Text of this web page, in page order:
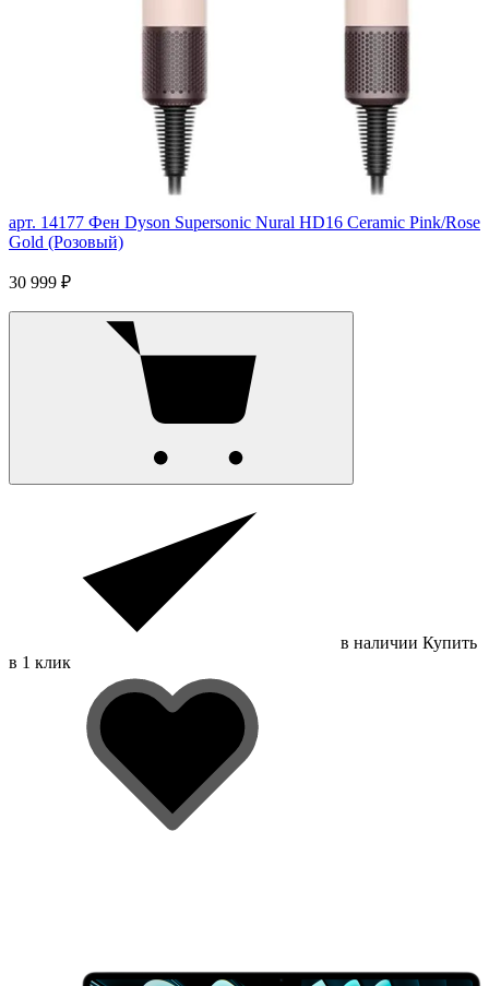
арт. 14177 Фен Dyson Supersonic Nural HD16 Ceramic Pink/Rose
Gold (Розовый)
30 999 ₽
в наличии Купить
в 1 клик